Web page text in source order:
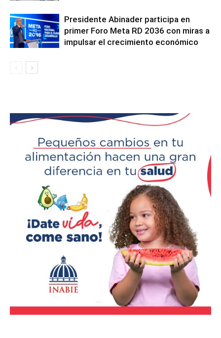
Presidente Abinader participa en
primer Foro Meta RD 2036 con miras a
impulsar el crecimiento económico